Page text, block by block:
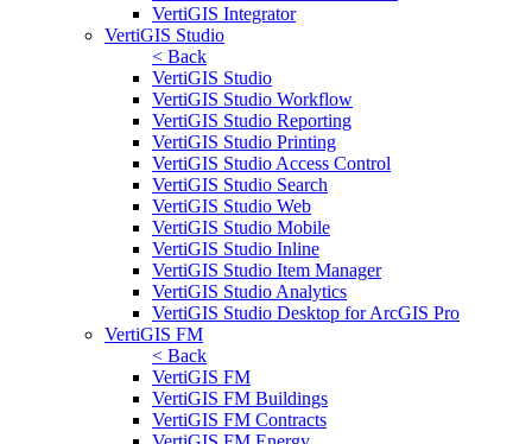
VertiGIS Integrator
VertiGIS Studio
< Back
VertiGIS Studio
VertiGIS Studio Workflow
VertiGIS Studio Reporting
VertiGIS Studio Printing
VertiGIS Studio Access Control
VertiGIS Studio Search
VertiGIS Studio Web
VertiGIS Studio Mobile
VertiGIS Studio Inline
VertiGIS Studio Item Manager
VertiGIS Studio Analytics
VertiGIS Studio Desktop for ArcGIS Pro
VertiGIS FM
< Back
VertiGIS FM
VertiGIS FM Buildings
VertiGIS FM Contracts